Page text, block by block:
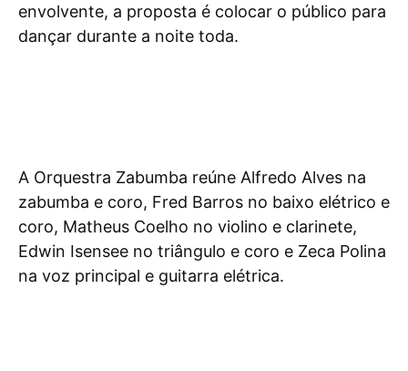
envolvente, a proposta é colocar o público para
dançar durante a noite toda.
A Orquestra Zabumba reúne Alfredo Alves na
zabumba e coro, Fred Barros no baixo elétrico e
coro, Matheus Coelho no violino e clarinete,
Edwin Isensee no triângulo e coro e Zeca Polina
na voz principal e guitarra elétrica.